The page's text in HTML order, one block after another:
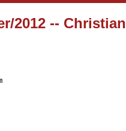
2012 -- Christian